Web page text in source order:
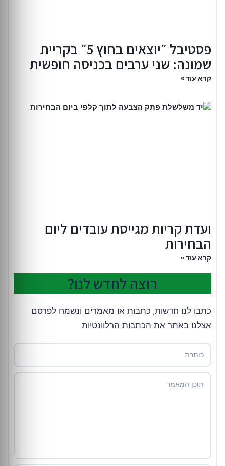
פסטיבל ״יוצאים בחוץ 5״ בקריית
שמונה: שני ערבים בכניסה חופשית
קרא עוד »
ועדת קריות מגייסת עובדים ליום
הבחירות
קרא עוד »
רוצה לחדש לנו?
כתבו לנו חדשות, כתבות או מאמרים ונשמח לפרסם
אצלנו באתר את הכתבות הרלוונטיות